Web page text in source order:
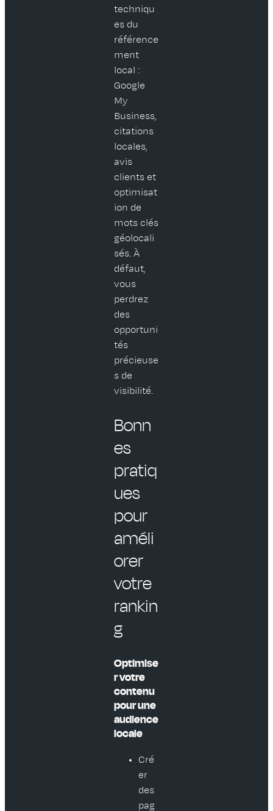
techniqu
es du
référence
ment
local :
Google
My
Business,
citations
locales,
avis
clients et
optimisat
ion de
mots clés
géolocali
sés. À
défaut,
vous
perdrez
des
opportuni
tés
précieuse
s de
visibilité.
Bonn
es
pratiq
ues
pour
améli
orer
votre
rankin
g
Optimise
r votre
contenu
pour une
audience
locale
Cré
er
des
pag